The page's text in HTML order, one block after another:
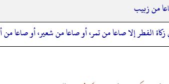
من زبيب
الفطر إلا صاعا من تمر، أو صاعا من شعير، أو صاعا